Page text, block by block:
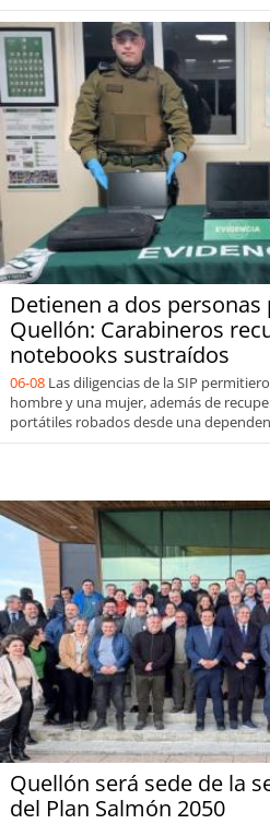
Detienen a dos
Quellón: Carabineros
notebooks sustraídos
06-08 Las diligencias de la SIP
hombre y una mujer, además de
portátiles robados desde una
Quellón será sede de la
del Plan Salmón 2050